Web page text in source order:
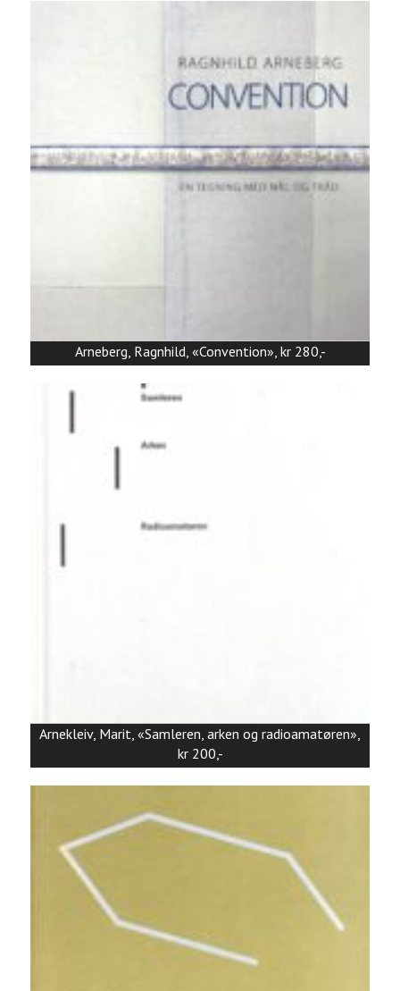
Arneberg, Ragnhild, «Convention», kr 280,-
Arnekleiv, Marit, «Samleren, arken og radioamatøren»,
kr 200,-